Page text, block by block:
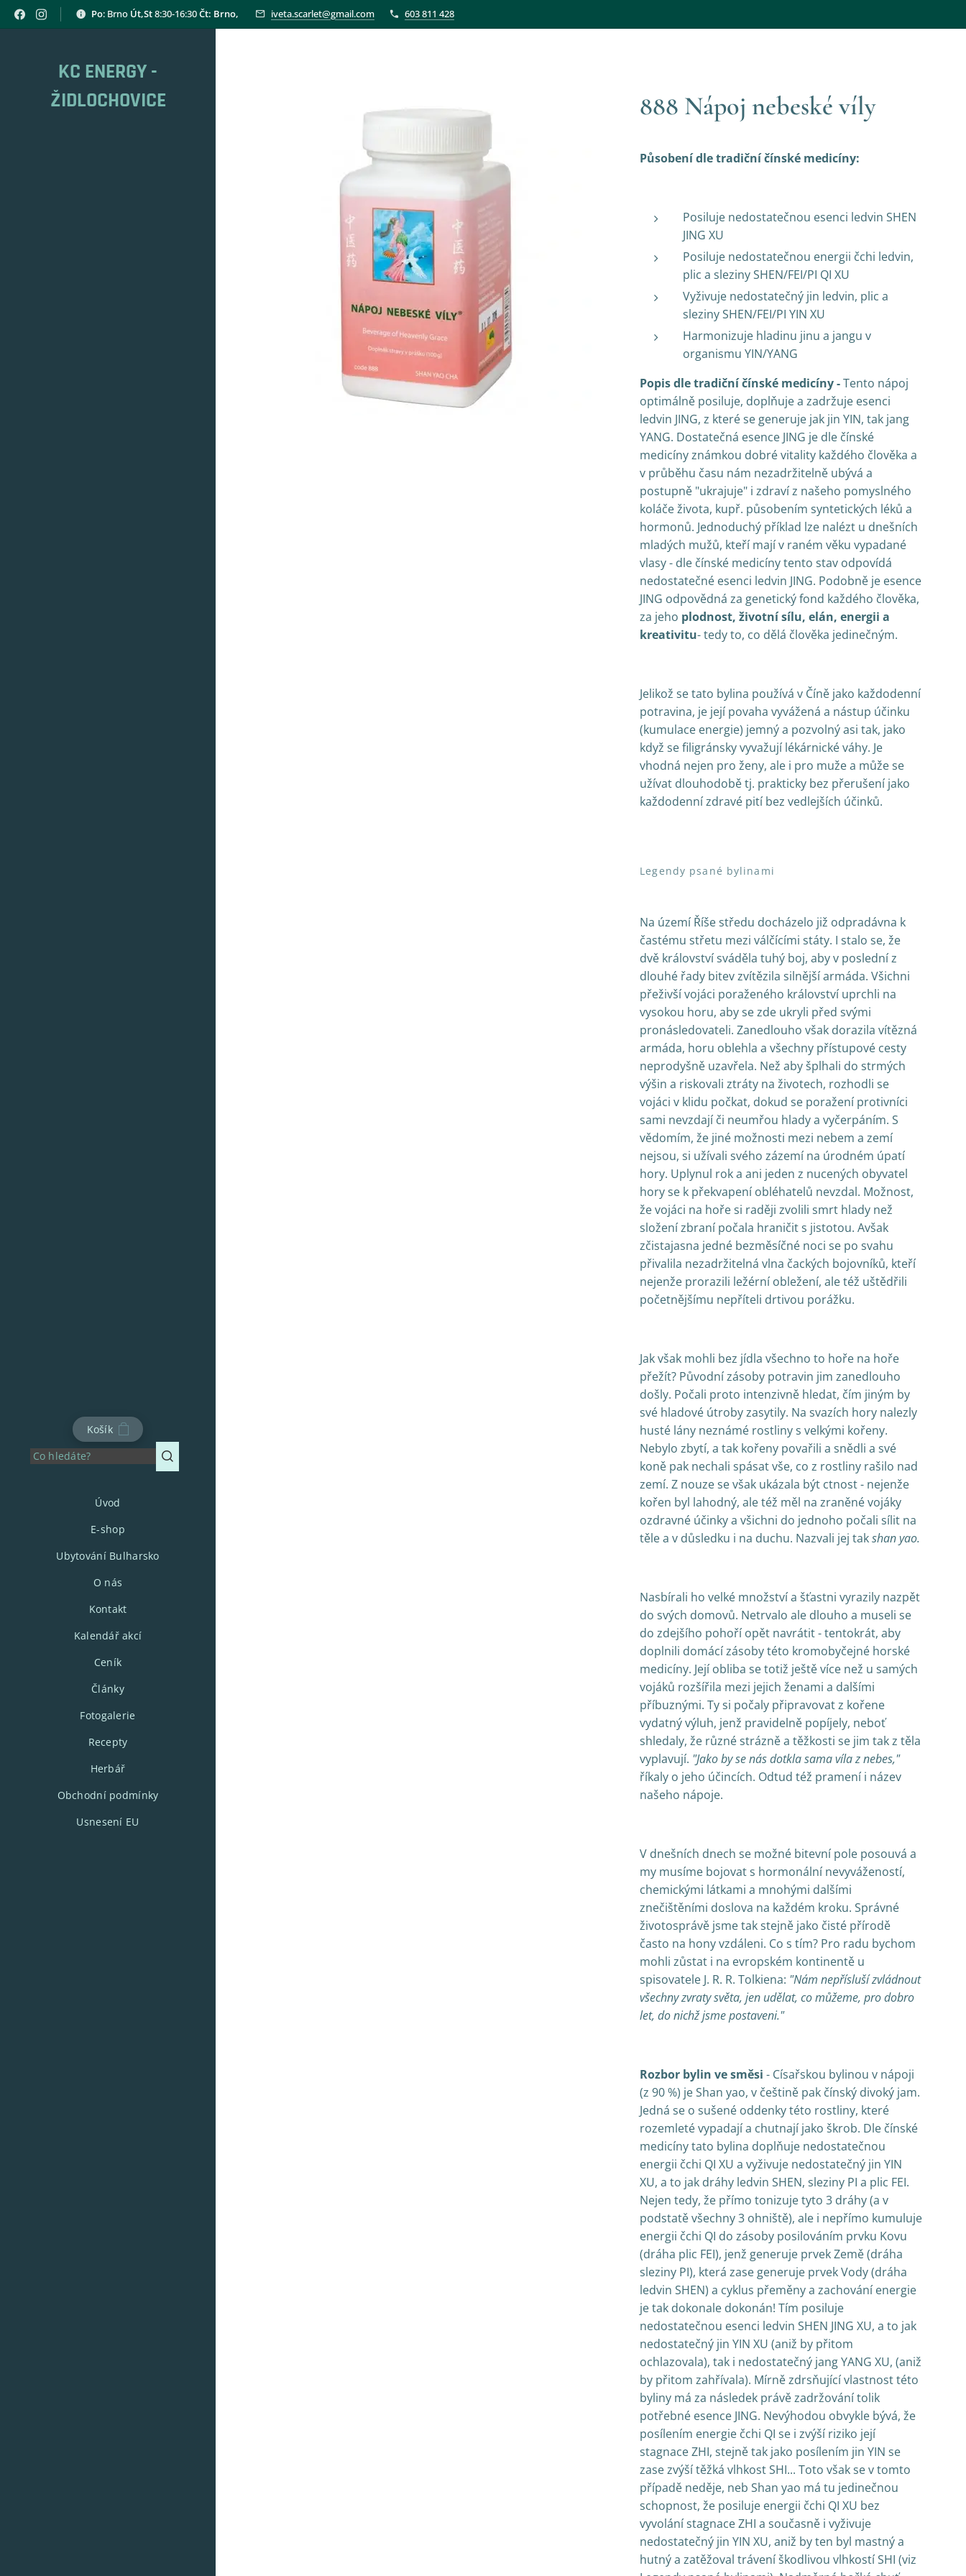
Po: Brno Út,St8:30-16:30Čt: Brno, iveta.scarlet@gmail.com 603 811 428
KC ENERGY -
ŽIDLOCHOVICE
Košík
Úvod
E-shop
Ubytování Bulharsko
O nás
Kontakt
Kalendář akcí
Ceník
Články
Fotogalerie
Recepty
Herbář
Obchodní podmínky
Usnesení EU
888 Nápoj nebeské víly
Působení dle tradiční čínské medicíny:
Posiluje nedostatečnou esenci ledvin SHEN
JING XU
Posiluje nedostatečnou energii čchi ledvin,
plic a sleziny SHEN/FEI/PI QI XU
Vyživuje nedostatečný jin ledvin, plic a
sleziny SHEN/FEI/PI YIN XU
Harmonizuje hladinu jinu a jangu v
organismu YIN/YANG
Popis dle tradiční čínské medicíny -Tento nápoj
optimálně posiluje, doplňuje a zadržuje esenci
ledvin JING, z které se generuje jak jin YIN, tak jang
YANG. Dostatečná esence JING je dle čínské
medicíny známkou dobré vitality každého člověka a
v průběhu času nám nezadržitelně ubývá a
postupně "ukrajuje" i zdraví z našeho pomyslného
koláče živo­ta, kupř. působením syntetických léků a
hormonů. Jednoduchý příklad lze nalézt u dnešních
mladých mužů, kteří mají v raném věku vypadané
vlasy - dle čínské medicíny tento stav odpovídá
nedostatečné esenci ledvin JING. Podobně je esence
JING odpovědná za genetický fond každého člověka,
za jeho plodnost, životní sílu, elán, energii a
kreativitu- tedy to, co dělá člověka jedinečným.
Jelikož se tato bylina používá v Číně jako každodenní
potravina, je její povaha vy­vážená a nástup účinku
(kumulace energie) jemný a pozvolný asi tak, jako
když se filigránsky vyvažují lékárnické váhy. Je
vhodná nejen pro ženy, ale i pro muže a může se
užívat dlouhodobě tj. prakticky bez přerušení jako
každodenní zdravé pití bez vedlejších účinků.
Legendy psané bylinami
Na území Říše středu docházelo již odpradávna k
častému střetu mezi válčícími státy. I stalo se, že
dvě království sváděla tuhý boj, aby v poslední z
dlouhé řady bitev zvítězila silnější armáda. Všichni
přeživší vojáci poraženého království uprchli na
vysokou horu, aby se zde ukryli před svými
pronásledovateli. Zanedlouho však dorazila vítězná
armáda, horu oblehla a všechny přístupové cesty
neprodyšně uzavřela. Než aby šplhali do strmých
výšin a riskovali ztráty na životech, rozhodli se
vojáci v klidu počkat, dokud se poražení protivníci
sami nevzdají či neumřou hlady a vyčerpáním. S
vědomím, že jiné možnosti mezi nebem a zemí
nejsou, si užívali svého zázemí na úrodném úpatí
hory. Uplynul rok a ani jeden z nucených obyvatel
hory se k překvapení obléhatelů nevzdal. Možnost,
že vojáci na hoře si raději zvolili smrt hlady než
složení zbraní počala hraničit s jistotou. Avšak
zčistajasna jedné bezměsíčné noci se po svahu
přivalila nezadržitelná vlna čackých bojovníků, kteří
nejenže prorazili ležérní obležení, ale též uštědřili
početnějšímu nepříteli drtivou porážku.
Jak však mohli bez jídla všechno to hoře na hoře
přežít? Původní zásoby potravin jim zanedlouho
došly. Počali proto intenzivně hledat, čím jiným by
své hladové útroby zasytily. Na svazích hory nalezly
husté lány neznámé rostliny s velkými kořeny.
Nebylo zbytí, a tak kořeny povařili a snědli a své
koně pak nechali spásat vše, co z rostliny rašilo nad
zemí. Z nouze se však ukázala být ctnost - nejenže
kořen byl lahodný, ale též měl na zraněné vojáky
ozdravné účinky a všichni do jednoho počali sílit na
těle a v důsledku i na duchu. Nazvali jej takshan yao.
Nasbírali ho velké množství a šťastni vyrazily nazpět
do svých domovů. Netrvalo ale dlouho a museli se
do zdejšího pohoří opět navrátit - tentokrát, aby
doplnili domácí zásoby této kromobyčejné horské
medicíny. Její obliba se totiž ještě více než u samých
vojáků rozšířila mezi jejich ženami a dalšími
příbuznými. Ty si počaly připravovat z kořene
vydatný výluh, jenž pravidelně popíjely, neboť
shledaly, že různé strázně a těžkosti se jim tak z těla
vyplavují. "Jako by se nás dotkla sama víla z nebes,"
říkaly o jeho účincích. Odtud též pramení i název
našeho nápoje.
V dnešních dnech se možné bitevní pole posouvá a
my musíme bojovat s hormonální nevyvážeností,
chemickými látkami a mnohými dalšími
znečištěními doslova na každém kroku. Správné
životosprávě jsme tak stejně jako čisté přírodě
často na hony vzdáleni. Co s tím? Pro radu bychom
mohli zůstat i na evropském kontinentě u
spisovatele J. R. R. Tolkiena: "Nám nepřísluší zvládnout
všechny zvraty světa, jen udělat, co můžeme, pro dobro
let, do nichž jsme postaveni."
Rozbor bylin ve směsi- Císařskou bylinou v nápoji
(z 90 %) je Shan yao, v češtině pak čínský divoký jam.
Jedná se o sušené oddenky této rostliny, které
rozemleté vypadají a chutnají jako škrob. Dle čínské
medicíny tato bylina doplňuje nedostatečnou
energii čchi QI XU a vyživuje nedostatečný jin YIN
XU, a to jak dráhy ledvin SHEN, sleziny PI a plic FEI.
Nejen tedy, že přímo tonizuje tyto 3 dráhy (a v
podstatě všechny 3 ohniště), ale i nepřímo kumuluje
ener­gii čchi QI do zásoby posilováním prvku Kovu
(dráha plic FEI), jenž generuje prvek Země (dráha
sleziny PI), která zase generuje prvek Vody (dráha
ledvin SHEN) a cyklus přeměny a zachování energie
je tak dokonale dokonán! Tím posiluje
nedostatečnou esenci ledvin SHEN JING XU, a to jak
nedostatečný jin YIN XU (aniž by přitom
ochlazovala), tak i nedostatečný jang YANG XU, (aniž
by přitom zahřívala). Mírně zdrsňující vlastnost této
byliny má za následek právě zadržování tolik
potřebné esence JING. Nevýhodou obvykle bývá, že
posílením energie čchi QI se i zvýší riziko její
stagnace ZHI, stejně tak jako posílením jin YIN se
zase zvýší těžká vlhkost SHI... Toto však se v tomto
případě neděje, neb Shan yao má tu jedinečnou
schopnost, že posiluje energii čchi QI XU bez
vyvolání stagnace ZHI a současně i vyživuje
nedostatečný jin YIN XU, aniž by ten byl mastný a
hutný a zatěžoval trávení škodlivou vlhkostí SHI (viz